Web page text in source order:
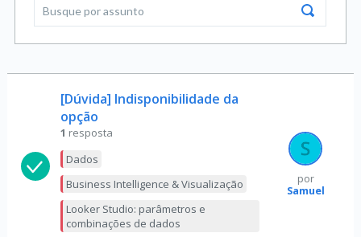
[Dúvida] Indisponibilidade da
opção
1 resposta
Dados
Business Intelligence & Visualização
Looker Studio: parâmetros e
combinações de dados
por
Samuel